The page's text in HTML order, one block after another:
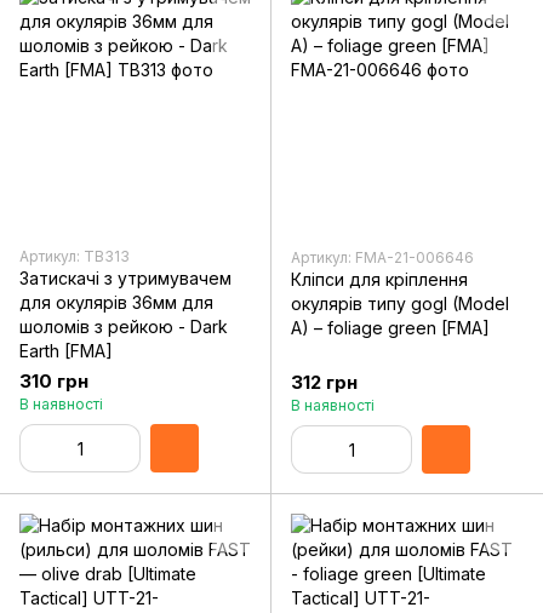
Артикул: TB313
Затискачі з утримувачем
для окулярів 36мм для
шоломів з рейкою - Dark
Earth [FMA]
310 грн
В наявності
Артикул: FMA-21-006646
Кліпси для кріплення
окулярів типу gogl (Model
A) – foliage green [FMA]
312 грн
В наявності